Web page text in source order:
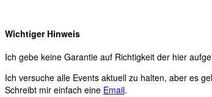
Wichtiger Hinweis
Ich gebe keine Garantie auf Richtigkeit der hier
Ich versuche alle Events aktuell zu halten, aber es
Schreibt mir einfach eine Email.